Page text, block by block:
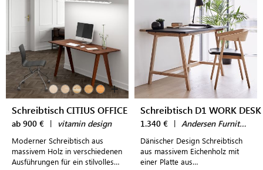
+
Schreibtisch CITIUS OFFICE
ab 900 € | vitamin design
Moderner Schreibtisch aus
massivem Holz in verschiedenen
Ausführungen für ein stilvolles
Schreibtisch D1 WORK DESK
1.340 € | Andersen Furniture
Dänischer Design Schreibtisch
aus massivem Eichenholz mit
einer Platte aus